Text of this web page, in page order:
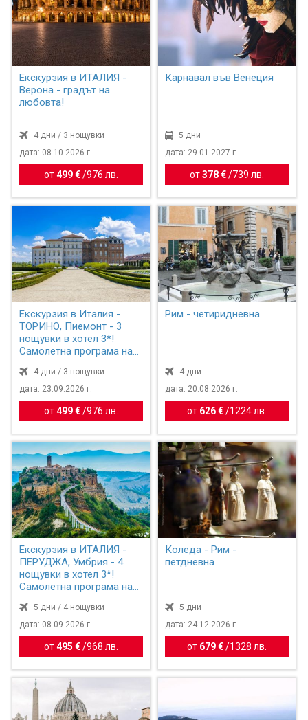
Екскурзия в ИТАЛИЯ -
Верона - градът на
любовта!
4 дни / 3 нощувки
дата: 08.10.2026 г.
от499 € /976 лв.
Карнавал във Венеция
5 дни
дата: 29.01.2027 г.
от378 €/ 739 лв.
Екскурзия в Италия -
ТОРИНО, Пиемонт - 3
нощувки в хотел 3*!
Самолетна програма на
4 дни / 3 нощувки
дата: 23.09.2026 г.
от499 € /976 лв.
Рим - четиридневна
4 дни
дата: 20.08.2026 г.
от 626 €/ 1224 лв.
Екскурзия в ИТАЛИЯ -
ПЕРУДЖА, Умбрия - 4
нощувки в хотел 3*!
Самолетна програма на
5 дни / 4 нощувки
дата: 08.09.2026 г.
от495 € /968 лв.
Коледа - Рим -
петдневна
5 дни
дата: 24.12.2026 г.
от 679 €/ 1328 лв.